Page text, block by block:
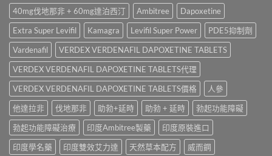
港
正
貨
購
買
指
南〉
中
原
廠
與
學
名
藥
購
買
比
較〉
中
麼
選？
年
效
果、
價
錢、
副
作
用
全
面
比
較
隻
好？
Cenforce-
100、
Kamagra
與
Kamagra
Oral
Jelly
全
面
比
較〉
中
40mg伐地那非 + 60mg達泊西汀 Ambitree
Dapoxetine
Extra Super Levifil
Kamagra Levifil Super Power
PDE5抑制劑
Vardenafil
VERDEX VERDENAFIL DAPOXETINE TABLETS
VERDEX VERDENAFIL DAPOXETINE TABLETS代理
VERDEX VERDENAFIL DAPOXETINE TABLETS價格
人參
他達拉非
伐地那非 助勃+延時 助勃 + 延時
勃起功能障礙
勃起功能障礙治療
印度Ambitree製藥
印度原裝進口
印度學名藥
印度雙效艾力達 天然草本配方
威而鋼